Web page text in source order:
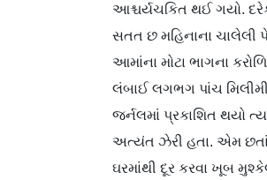
આશ્ચર્યચકિત થઈ ગયો. દરેક
સતત છ મહિનાના ચાલેલી
આમાંના મોટા ભાગના
લંબાઈ લગભગ પાંચ
જર્નલમાં પ્રકાશિત થયો
અત્યંત ઝેરી હતા. એમ છતાં
ઘરમાંથી દૂર કરવા ખૂબ